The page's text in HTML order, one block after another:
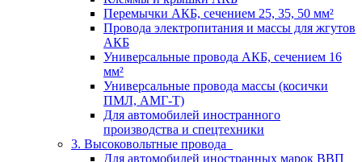
Перемычки АКБ, сечением 25, 35, 50 мм²
Провода электропитания и массы для жгутов
АКБ
Универсальные провода АКБ, сечением 16
мм²
Универсальные провода массы (косички
ПМЛ, АМГ-Т)
Для автомобилей иностранного
производства и спецтехники
3. Высоковольтные провода
Для автомобилей иностранных марок ВВП